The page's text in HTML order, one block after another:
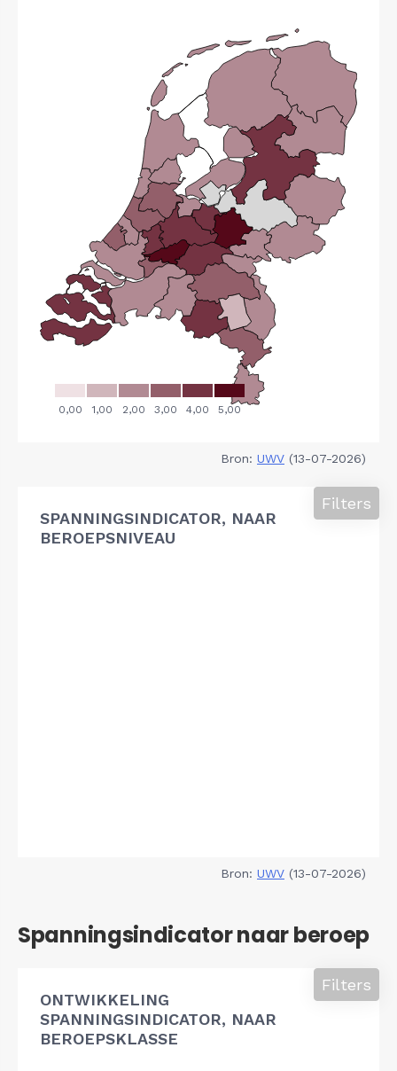
Bron: UWV (13-07-2026)
SPANNINGSINDICATOR, NAAR
BEROEPSNIVEAU
Filters
Bron: UWV (13-07-2026)
Spanningsindicator naar beroep
ONTWIKKELING
SPANNINGSINDICATOR, NAAR
BEROEPSKLASSE
Filters